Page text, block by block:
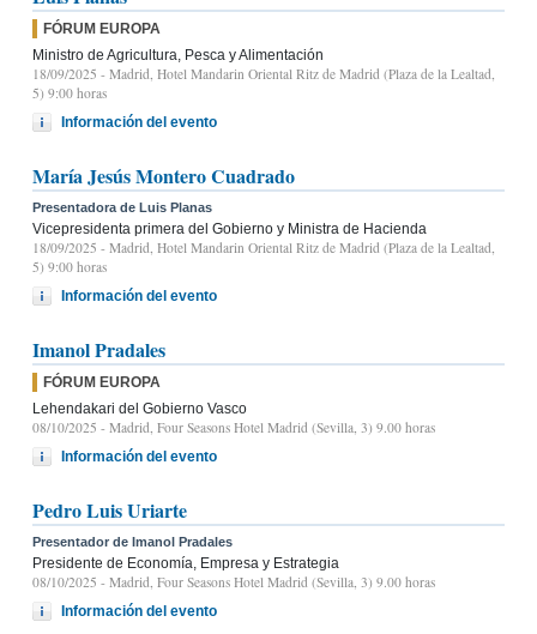
FÓRUM EUROPA
Ministro de Agricultura, Pesca y Alimentación
18/09/2025 - Madrid, Hotel Mandarin Oriental Ritz de Madrid (Plaza de la Lealtad,
5) 9:00 horas
Información del evento
María Jesús Montero Cuadrado
Presentadora de Luis Planas
Vicepresidenta primera del Gobierno y Ministra de Hacienda
18/09/2025 - Madrid, Hotel Mandarin Oriental Ritz de Madrid (Plaza de la Lealtad,
5) 9:00 horas
Información del evento
Imanol Pradales
FÓRUM EUROPA
Lehendakari del Gobierno Vasco
08/10/2025 - Madrid, Four Seasons Hotel Madrid (Sevilla, 3) 9.00 horas
Información del evento
Pedro Luis Uriarte
Presentador de Imanol Pradales
Presidente de Economía, Empresa y Estrategia
08/10/2025 - Madrid, Four Seasons Hotel Madrid (Sevilla, 3) 9.00 horas
Información del evento